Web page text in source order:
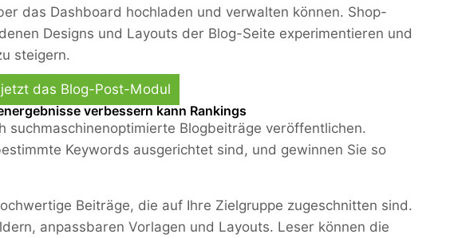
das Dashboard hochladen und verwalten können. Shop-
Designs und Layouts der Blog-Seite experimentieren und
steigern.
das Blog-Post-Modul
verbessern kann Rankings
Blogbeiträge veröffentlichen.
Keywords ausgerichtet sind, und gewinnen Sie so
Beiträge, die auf Ihre Zielgruppe zugeschnitten sind.
anpassbaren Vorlagen und Layouts. Leser können die